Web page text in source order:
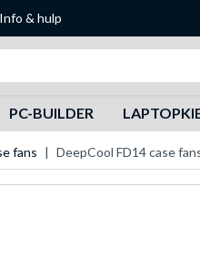
Info & hulp
PC-BUILDER
fans DeepCool FD14 case